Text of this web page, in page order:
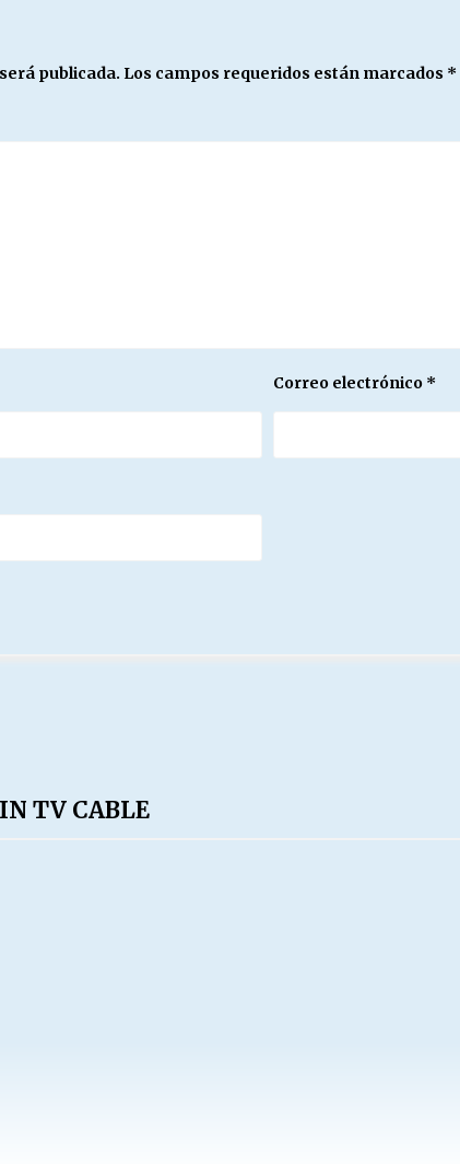
publicada. Los campos requeridos están marcados *
Correo electrónico *
TV CABLE